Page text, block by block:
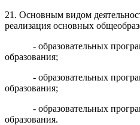
21. Основным видом
реализация основных
- образовательных
образования;
- образовательных
образования;
- образовательных
образования.